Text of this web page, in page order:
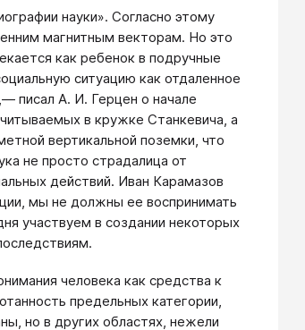
науки». Согласно этому
магнитным векторам. Но это
как ребенок в подручные
ситуацию как отдаленное
писал А. И. Герцен о начале
в кружке Станкевича, а
вертикальной поземки, что
не просто страдалица от
действий. Иван Карамазов
мы не должны ее воспринимать
участвуем в создании некоторых
человека как средства к
предельных категории,
но в других областях, нежели